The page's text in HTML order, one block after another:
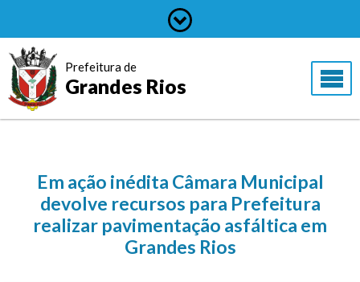
Prefeitura de
Grandes Rios
Em ação inédita Câmara Municipal
devolve recursos para Prefeitura
realizar pavimentação asfáltica em
Grandes Rios